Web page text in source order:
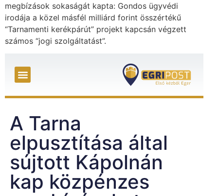
megbízások sokaságát kapta: Gondos ügyvédi
irodája a közel másfél milliárd forint összértékű
“Tarnamenti kerékpárút” projekt kapcsán végzett
számos “jogi szolgáltatást”.